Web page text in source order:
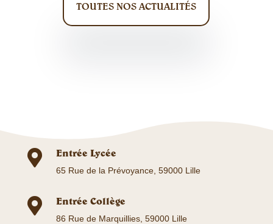
TOUTES NOS ACTUALITÉS
 Entrée Lycée
65 Rue de la Prévoyance, 59000 Lille
 Entrée Collège
86 Rue de Marquillies, 59000 Lille